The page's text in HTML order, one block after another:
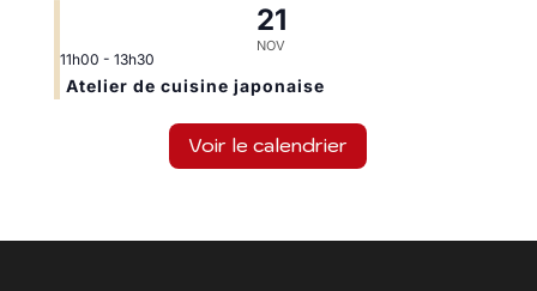
21
NOV
11h00 - 13h30
Atelier de cuisine japonaise
Voir le calendrier